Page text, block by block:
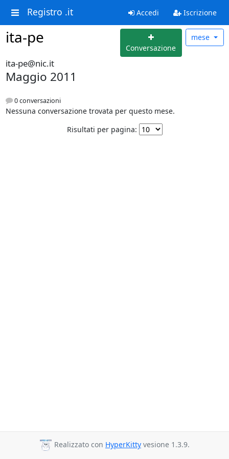
Registro .it Accedi Iscrizione
ita-pe
Conversazione
mese
ita-pe@nic.it
Maggio 2011
0 conversazioni
Nessuna conversazione trovata per questo mese.
Risultati per pagina:
Realizzato con HyperKitty vesione 1.3.9.